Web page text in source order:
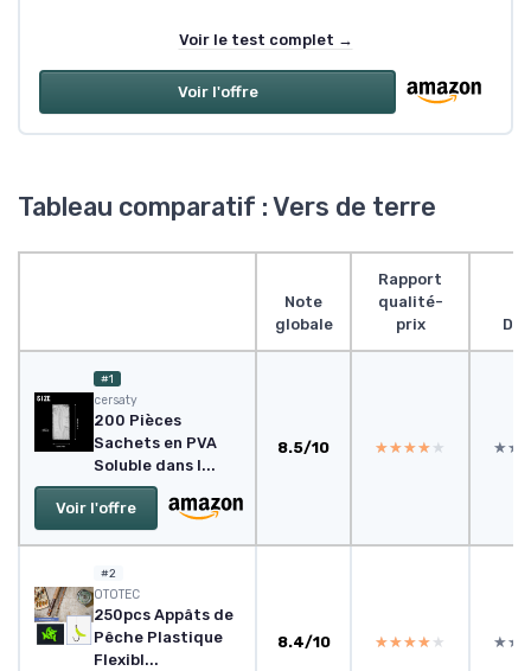
Voir le test complet →
Voir l'offre
Tableau comparatif : Vers de terre
Note
globale
Rapport
qualité-
prix
#1
‎cersaty
200 Pièces
Sachets en PVA
Soluble dans l...
Voir l'offre
8.5/10 ★★★★★
★★★★★
#2
OTOTEC
250pcs Appâts de
Pêche Plastique
Flexibl...
8.4/10 ★★★★★
★★★★★